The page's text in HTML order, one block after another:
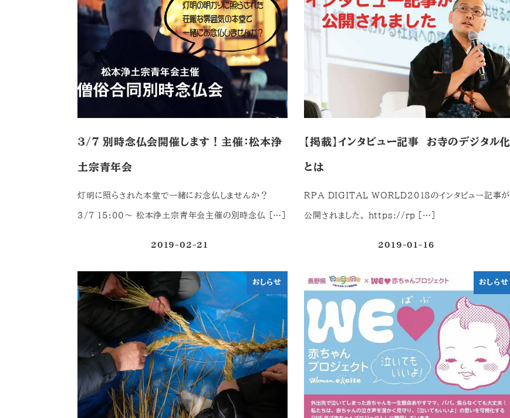
3/7 別時念仏会開催します！主催：松本浄
土宗青年会
灯明に照らされた本堂で一緒にお念仏しませんか？
3/7 15:00～ 松本浄土宗青年会主催の別時念仏 […]
2019-02-21
【掲載】インタビュー記事 お寺のデジタル化
とは
RPA DIGITAL WORLD2018のインタビュー記事が
公開されました。 https://rp […]
2019-01-16
おしらせ おしらせ